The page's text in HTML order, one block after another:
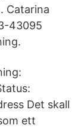
Catarina
43095
Det skall
ett